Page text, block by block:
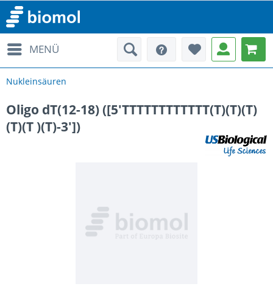
MENÜ
Nukleinsäuren
Oligo dT(12-18) ([5'TTTTTTTTTTTT(T)(T)(T)
(T)(T )(T)-3'])